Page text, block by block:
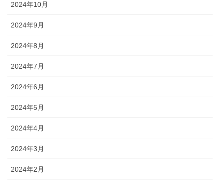
2024年10月
2024年9月
2024年8月
2024年7月
2024年6月
2024年5月
2024年4月
2024年3月
2024年2月